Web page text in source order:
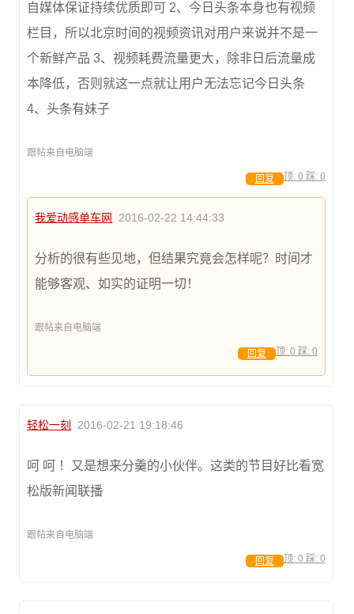
自媒体保证持续优质即可 2、今日头条本身也有视频
栏目，所以北京时间的视频资讯对用户来说并不是一
个新鲜产品 3、视频耗费流量更大，除非日后流量成
本降低，否则就这一点就让用户无法忘记今日头条
4、头条有妹子
跟帖来自电脑端
顶: 0 踩: 0
回复
我爱动感单车网 2016-02-22 14:44:33
分析的很有些见地，但结果究竟会怎样呢？时间才
能够客观、如实的证明一切！
跟帖来自电脑端
顶: 0 踩: 0
回复
轻松一刻 2016-02-21 19:18:46
呵 呵 ！又是想来分羹的小伙伴。这类的节目好比看宽
松版新闻联播
跟帖来自电脑端
顶: 0 踩: 0
回复